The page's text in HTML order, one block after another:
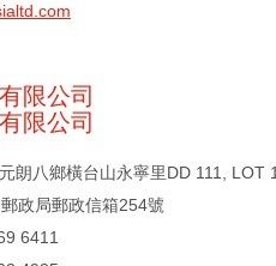
限公司
限公司
朗八鄉橫台山永寧里DD 111, LOT
政局郵政信箱254號
6411